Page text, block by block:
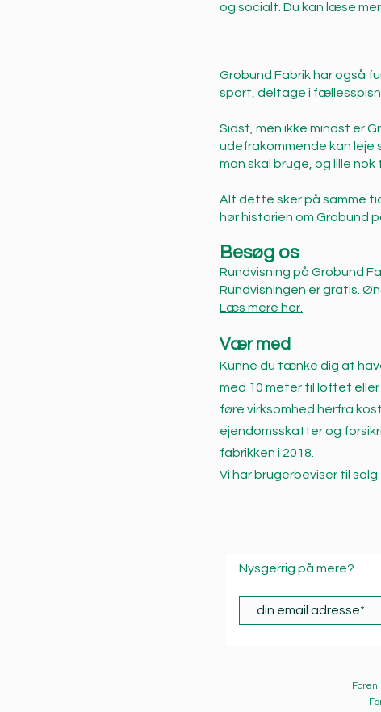
Grobund Fabrik har også
sport, deltage i
Sidst, men ikke mindst er
udefrakommende kan leje
man skal bruge, og lille
Alt dette sker på samme
hør historien om Grobund
Besøg os
Rundvisning på Grobund
Rundvisningen er gratis.
Læs mere her.
Vær med
Kunne du tænke dig at
med 10 meter til loftet
føre virksomhed herfra
ejendomsskatter og
fabrikken i 2018.
Vi har brugerbeviser til salg.
og socialt. Du kan læse
Nysgerrig på mere?